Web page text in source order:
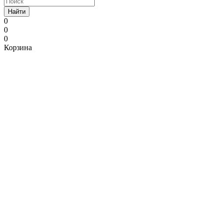
Найти
0
0
0
Корзина